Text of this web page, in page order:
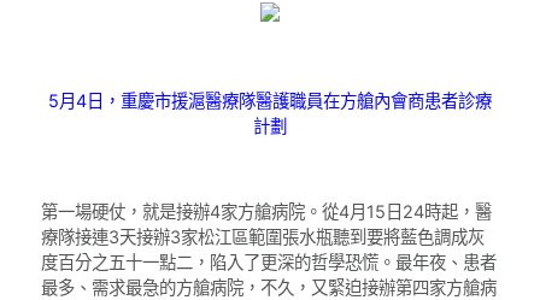
5月4日，重慶市援滬醫療隊醫護職員在方艙內會商患者診療
計劃
第一場硬仗，就是接辦4家方艙病院。從4月15日24時起，醫
療隊接連3天接辦3家松江區範圍張水瓶聽到要將藍色調成灰
度百分之五十一點二，陷入了更深的哲學恐慌。最年夜、患者
最多、需求最急的方艙病院，不久，又緊迫接辦第四家方艙病